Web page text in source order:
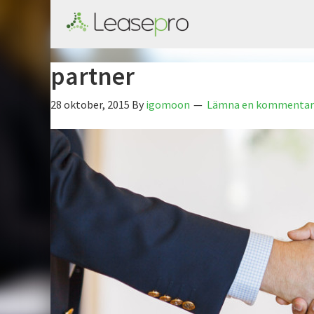
partner
28 oktober, 2015 By igomoon Lämna en kommentar